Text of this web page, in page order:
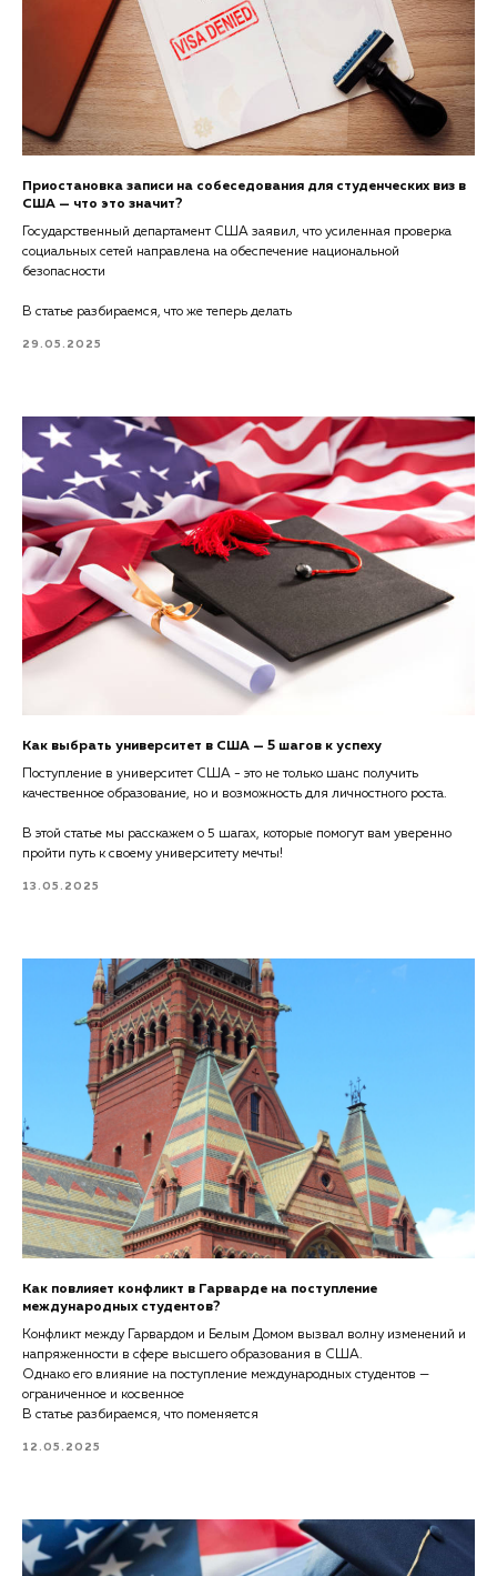
Приостановка записи на собеседования для студенческих виз в
США — что это значит?
Государственный департамент США заявил, что усиленная проверка
социальных сетей направлена на обеспечение национальной
безопасности
В статье разбираемся, что же теперь делать
29.05.2025
Как выбрать университет в США — 5 шагов к успеху
Поступление в университет США - это не только шанс получить
качественное образование, но и возможность для личностного роста.
В этой статье мы расскажем о 5 шагах, которые помогут вам уверенно
пройти путь к своему университету мечты!
13.05.2025
Как повлияет конфликт в Гарварде на поступление
международных студентов?
Конфликт между Гарвардом и Белым Домом вызвал волну изменений и
напряженности в сфере высшего образования в США.
Однако его влияние на поступление международных студентов —
ограниченное и косвенное
В статье разбираемся, что поменяется
12.05.2025